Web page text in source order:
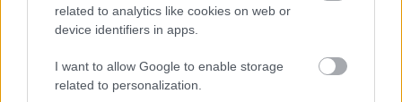
related to analytics like cookies on web or
device identifiers in apps.
I want to allow Google to enable storage
related to personalization.